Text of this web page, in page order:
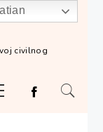
civilnog